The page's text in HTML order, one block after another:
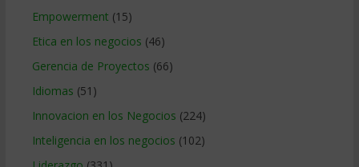
Empowerment (15)
Etica en los negocios (46)
Gerencia de Proyectos (66)
Idiomas (51)
Innovacion en los Negocios (224)
Inteligencia en los negocios (102)